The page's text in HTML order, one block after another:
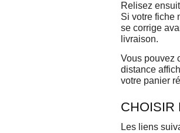
Relisez
Si votre fiche
se corrige
livraison.
Vous pouvez
distance
votre panier
CHOISIR
Les liens